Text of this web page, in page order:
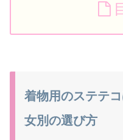
着物用のステテ
女別の選び方